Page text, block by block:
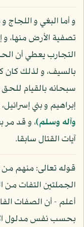
و أما البغي و اللجاج
تصفية الأرض منها، و
التجارب يعطي أن
بالسيف، و لذلك كان
سبحانه بالقيام للحق
إبراهيم و بني
وآله وسلم)، و قد مر
آيات القتال سابقا.
قوله تعالى: منهم
الجملتين التفات من
أعلم - أن الصفات
بحسب نفس مدلول